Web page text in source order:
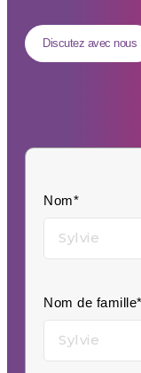
Discutez avec nous
Nom*
Nom de famille*